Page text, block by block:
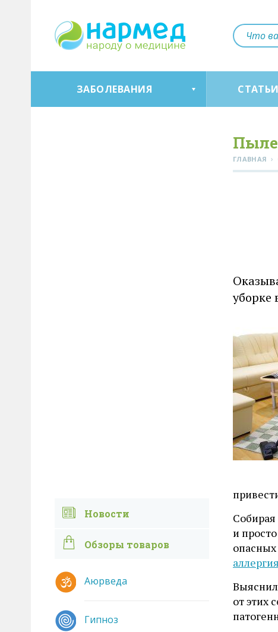
ЗАБОЛЕВАНИЯ СТАТЬИ
ГЛАВНАЯ ›
уборке
и
от этих
Новости
Обзоры товаров
Аюрведа
Гипноз